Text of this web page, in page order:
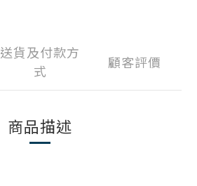
送貨及付款方
式
顧客評價
商品描述